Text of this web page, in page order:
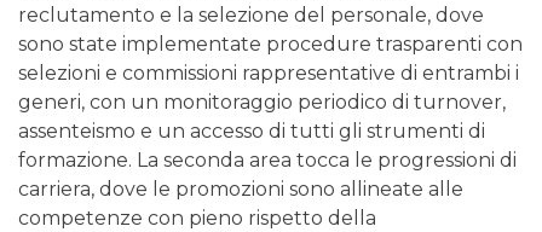
reclutamento e la selezione del personale, dove
sono state implementate procedure trasparenti con
selezioni e commissioni rappresentative di entrambi i
generi, con un monitoraggio periodico di turnover,
assenteismo e un accesso di tutti gli strumenti di
formazione. La seconda area tocca le progressioni di
carriera, dove le promozioni sono allineate alle
competenze con pieno rispetto della